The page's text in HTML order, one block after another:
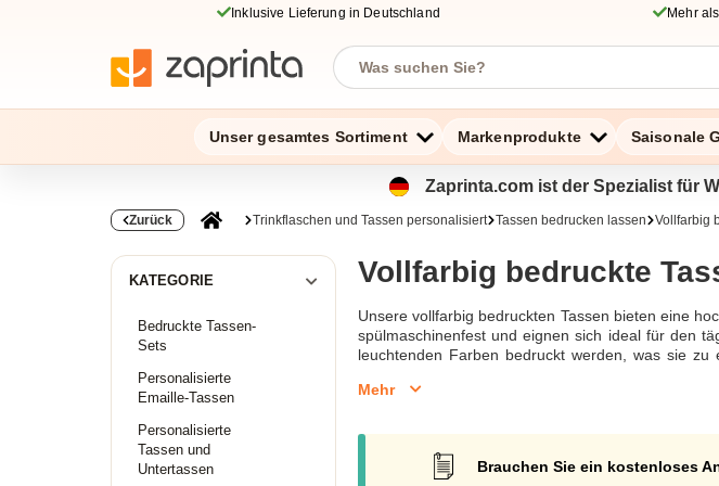
Inklusive Lieferung in Deutschland Mehr
Unser gesamtes Sortiment Markenprodukte Saisonale
Zaprinta.com ist der Spezialist für
Zurück Trinkflaschen und Tassen personalisiert Tassen bedrucken lassen Vollfarbig
KATEGORIE
Bedruckte Tassen-
Sets
Personalisierte
Emaille-Tassen
Personalisierte
Tassen und
Untertassen
Vollfarbig bedruckte
Unsere vollfarbig bedruckten Tassen bieten eine
spülmaschinenfest und eignen sich ideal für den
leuchtenden Farben bedruckt werden, was sie
Mehr
Brauchen Sie ein kostenloses